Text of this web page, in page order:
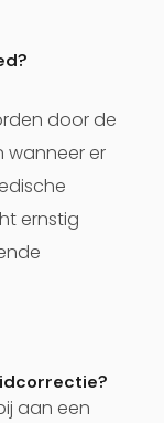
door de
wanneer er
ernstig
aan een